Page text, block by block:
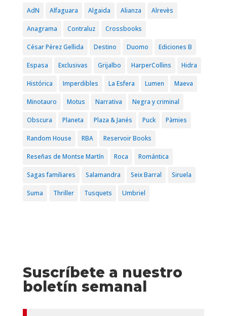
AdN Alfaguara Algaida Alianza Alrevès
Anagrama Contraluz Crossbooks
César Pérez Gellida Destino Duomo Ediciones B
Espasa Exclusivas Grijalbo HarperCollins Hidra
Histórica Imperdibles La Esfera Lumen Maeva
Minotauro Motus Narrativa Negra y criminal
Obscura Planeta Plaza & Janés Puck Pàmies
Random House RBA Reservoir Books
Reseñas de Montse Martín Roca Romántica
Sagas familiares Salamandra Seix Barral Siruela
Suma Thriller Tusquets Umbriel
Suscríbete a nuestro
boletín semanal